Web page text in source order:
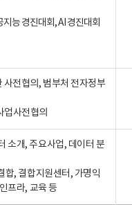
능 경진대회, AI 경진대회
사전협의, 범부처 전자정부
업사전협의
소개, 주요사업, 데이터 분
합, 결합지원센터, 가명익
프라, 교육 등